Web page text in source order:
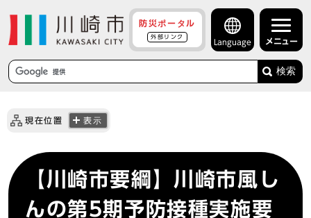
防災ポータル
外部リンク
Language メニュー
検索
現在位置 表示
【川崎市要綱】川崎市風し
んの第5期予防接種実施要